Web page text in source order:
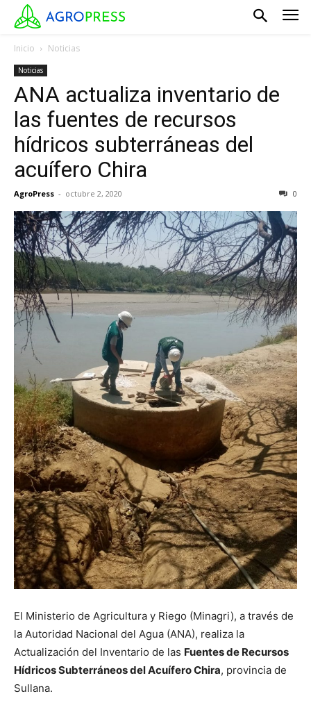
Inicio Noticias
Noticias
ANA actualiza inventario de
las fuentes de recursos
hídricos subterráneas del
acuífero Chira
AgroPress - octubre 2, 2020 0
El Ministerio de Agricultura y Riego (Minagri), a través de
la Autoridad Nacional del Agua (ANA), realiza la
Actualización del Inventario de las Fuentes de Recursos
Hídricos Subterráneos del Acuífero Chira, provincia de
Sullana.